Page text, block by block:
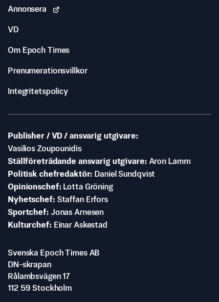
Annonsera
VD
Om Epoch Times
Prenumerationsvillkor
Integritetspolicy
Publisher / VD / ansvarig utgivare
Vasilios Zoupounidis
Ställföreträdande ansvarig utgivare Aron Lamm
Politisk chefredaktör
Daniel Sundqvist
Opinionschef
Lotta Gröning
Nyhetschef Staffan Erfors
Sportchef Jonas Arnesen
Kulturchef
Einar Askestad
Svenska Epoch Times AB
DN-skrapan
Rålambsvägen 17
112 59 Stockholm